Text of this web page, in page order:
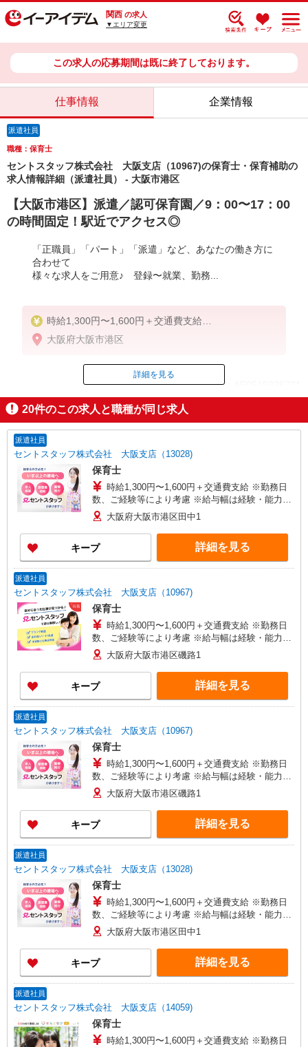
関西 の求人
▼エリア変更
この求人の応募期間は既に終了しております。
仕事情報 企業情報
派遣社員
職種：保育士
セントスタッフ株式会社 大阪支店（10967)の保育士・保育補助の
求人情報詳細（派遣社員） - 大阪市港区
【大阪市港区】派遣／認可保育園／9：00〜17：00
の時間固定！駅近でアクセス◎
「正職員」「パート」「派遣」など、あなたの働き方に
合わせて
様々な求人をご用意♪ 登録〜就業、勤務...
時給1,300円〜1,600円＋交通費支給
※勤務日数、ご経験等により考慮
大阪府大阪市港区
ID：AE0519338721
掲載期間終了
詳細を見る
20件のこの求人と職種が同じ求人
派遣社員
セントスタッフ株式会社 大阪支店（13028)
保育士
時給1,300円〜1,600円＋交通費支給 ※勤務日
数、ご経験等により考慮 ※給与幅は経験・能力に
よる 大阪府大阪市港区田中1
キープ 詳細を見る
派遣社員
セントスタッフ株式会社 大阪支店（10967)
保育士
時給1,300円〜1,600円＋交通費支給 ※勤務日
数、ご経験等により考慮 ※給与幅は経験・能力に
よる 大阪府大阪市港区磯路1
キープ 詳細を見る
派遣社員
セントスタッフ株式会社 大阪支店（10967)
保育士
時給1,300円〜1,600円＋交通費支給 ※勤務日
数、ご経験等により考慮 ※給与幅は経験・能力に
よる 大阪府大阪市港区磯路1
キープ 詳細を見る
派遣社員
セントスタッフ株式会社 大阪支店（13028)
保育士
時給1,300円〜1,600円＋交通費支給 ※勤務日
数、ご経験等により考慮 ※給与幅は経験・能力に
よる 大阪府大阪市港区田中1
キープ 詳細を見る
派遣社員
セントスタッフ株式会社 大阪支店（14059)
保育士
時給1,300円〜1,600円＋交通費支給 ※勤務日